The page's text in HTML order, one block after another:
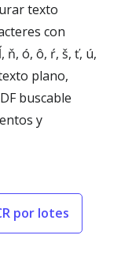
texto
con
ň, ó, ô, ŕ, š, ť, ú,
plano,
buscable
y
por lotes